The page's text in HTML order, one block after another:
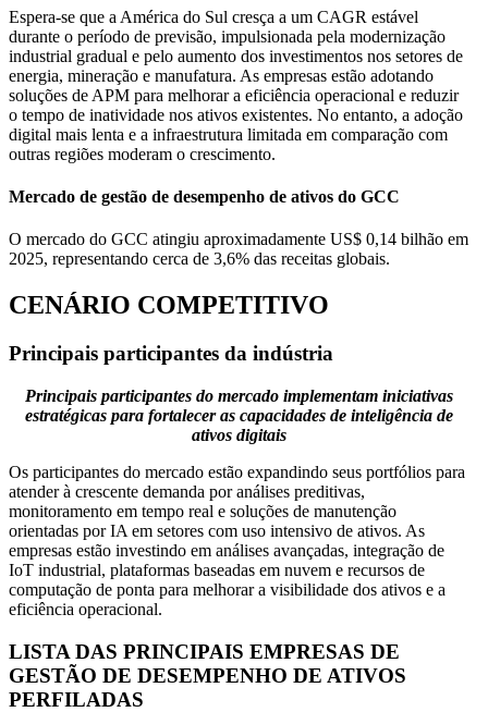
Espera-se que a América do Sul cresça a um CAGR estável
durante o período de previsão, impulsionada pela modernização
industrial gradual e pelo aumento dos investimentos nos setores de
energia, mineração e manufatura. As empresas estão adotando
soluções de APM para melhorar a eficiência operacional e reduzir
o tempo de inatividade nos ativos existentes. No entanto, a adoção
digital mais lenta e a infraestrutura limitada em comparação com
outras regiões moderam o crescimento.
Mercado de gestão de desempenho de ativos do GCC
O mercado do GCC atingiu aproximadamente US$ 0,14 bilhão em
2025, representando cerca de 3,6% das receitas globais.
CENÁRIO COMPETITIVO
Principais participantes da indústria
Principais participantes do mercado implementam iniciativas
estratégicas para fortalecer as capacidades de inteligência de
ativos digitais
Os participantes do mercado estão expandindo seus portfólios para
atender à crescente demanda por análises preditivas,
monitoramento em tempo real e soluções de manutenção
orientadas por IA em setores com uso intensivo de ativos. As
empresas estão investindo em análises avançadas, integração de
IoT industrial, plataformas baseadas em nuvem e recursos de
computação de ponta para melhorar a visibilidade dos ativos e a
eficiência operacional.
LISTA DAS PRINCIPAIS EMPRESAS DE
GESTÃO DE DESEMPENHO DE ATIVOS
PERFILADAS